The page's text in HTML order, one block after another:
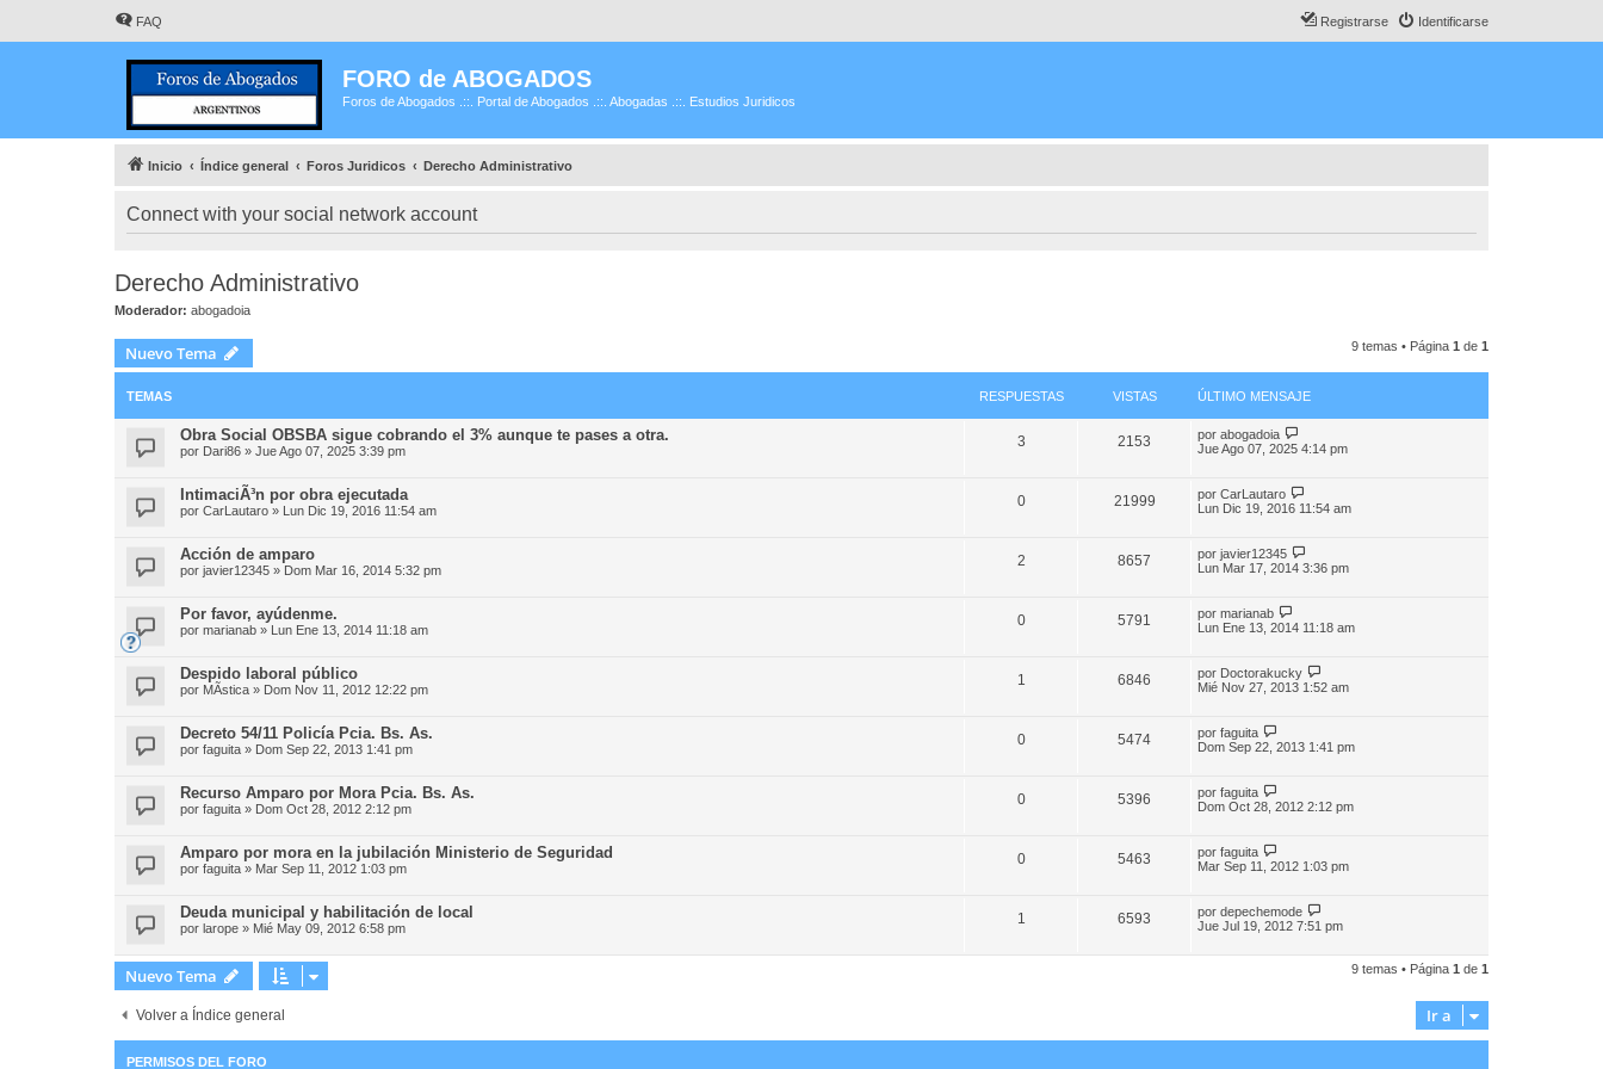
FAQ Identificarse
Registrarse
FORO de ABOGADOS
Foros de Abogados .::. Portal de Abogados .::. Abogadas .::. Estudios Juridicos
Inicio Índice general Foros Juridicos Derecho Administrativo
Connect with your social network account
Derecho Administrativo
Moderador: abogadoia
Nuevo Tema 9 temas • Página 1 de 1
TEMAS RESPUESTAS VISTAS ÚLTIMO MENSAJE
Obra Social OBSBA sigue cobrando el 3% aunque te pases a otra.
por Dari86 » Jue Ago 07, 2025 3:39 pm
3 2153 por abogadoia
Jue Ago 07, 2025 4:14 pm
IntimaciÃ³n por obra ejecutada
por CarLautaro » Lun Dic 19, 2016 11:54 am
0 21999 por CarLautaro
Lun Dic 19, 2016 11:54 am
Acción de amparo
por javier12345 » Dom Mar 16, 2014 5:32 pm
2 8657 por javier12345
Lun Mar 17, 2014 3:36 pm
Por favor, ayúdenme.
por marianab » Lun Ene 13, 2014 11:18 am
0 5791 por marianab
Lun Ene 13, 2014 11:18 am
Despido laboral público
por MÃ­stica » Dom Nov 11, 2012 12:22 pm
1 6846 por Doctorakucky
Mié Nov 27, 2013 1:52 am
Decreto 54/11 Policía Pcia. Bs. As.
por faguita » Dom Sep 22, 2013 1:41 pm
0 5474 por faguita
Dom Sep 22, 2013 1:41 pm
Recurso Amparo por Mora Pcia. Bs. As.
por faguita » Dom Oct 28, 2012 2:12 pm
0 5396 por faguita
Dom Oct 28, 2012 2:12 pm
Amparo por mora en la jubilación Ministerio de Seguridad
por faguita » Mar Sep 11, 2012 1:03 pm
0 5463 por faguita
Mar Sep 11, 2012 1:03 pm
Deuda municipal y habilitación de local
por larope » Mié May 09, 2012 6:58 pm
1 6593 por depechemode
Jue Jul 19, 2012 7:51 pm
Nuevo Tema 9 temas • Página 1 de 1
Volver a Índice general Ir a
PERMISOS DEL FORO